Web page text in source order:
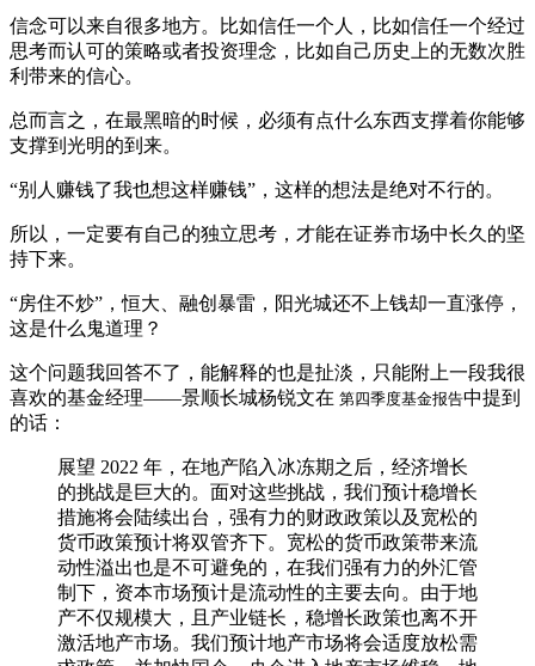
信念可以来自很多地方。比如信任一个人，比如信任一个经过
思考而认可的策略或者投资理念，比如自己历史上的无数次胜
利带来的信心。
总而言之，在最黑暗的时候，必须有点什么东西支撑着你能够
支撑到光明的到来。
“别人赚钱了我也想这样赚钱”，这样的想法是绝对不行的。
所以，一定要有自己的独立思考，才能在证券市场中长久的坚
持下来。
“房住不炒”，恒大、融创暴雷，阳光城还不上钱却一直涨停，
这是什么鬼道理？
这个问题我回答不了，能解释的也是扯淡，只能附上一段我很
喜欢的基金经理——景顺长城杨锐文在 第四季度基金报告中提到
的话：
展望 2022 年，在地产陷入冰冻期之后，经济增长
的挑战是巨大的。面对这些挑战，我们预计稳增长
措施将会陆续出台，强有力的财政政策以及宽松的
货币政策预计将双管齐下。宽松的货币政策带来流
动性溢出也是不可避免的，在我们强有力的外汇管
制下，资本市场预计是流动性的主要去向。由于地
产不仅规模大，且产业链长，稳增长政策也离不开
激活地产市场。我们预计地产市场将会适度放松需